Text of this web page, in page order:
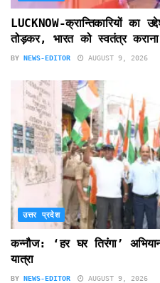
LUCKNOW-क्रान्तिकारियों का
तोड़कर, भारत को स्वतंत्र
BY NEWS-EDITOR AUGUST 9, 2026
उत्तर प्रदेश
कन्नौज: ‘हर घर तिरंगा’
यात्रा
BY NEWS-EDITOR AUGUST 9, 2026